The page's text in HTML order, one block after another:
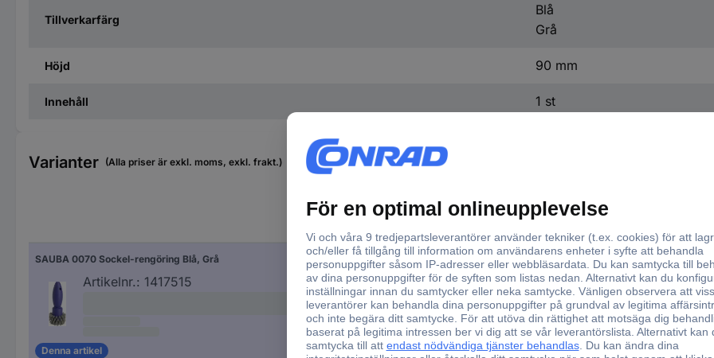
Tillverkarfärg
Blå
Grå
Höjd 90 mm
Innehåll 1 st
Varianter (Alla priser är exkl. moms, exkl. frakt.)
SAUBA 0070 Sockel-rengöring Blå, Grå
Artikelnr.: 1417515
Denna artikel